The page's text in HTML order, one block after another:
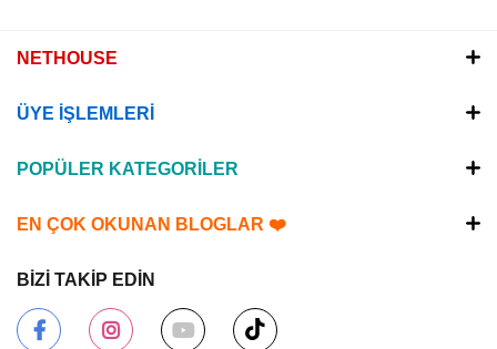
NETHOUSE
ÜYE İŞLEMLERİ
POPÜLER KATEGORİLER
EN ÇOK OKUNAN BLOGLAR ❤️
BİZİ TAKİP EDİN